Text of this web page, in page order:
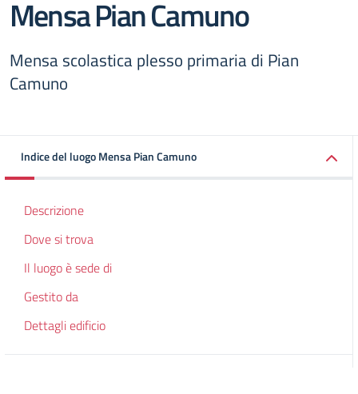
Mensa Pian Camuno
Mensa scolastica plesso primaria di Pian
Camuno
Indice del luogo Mensa Pian Camuno
Descrizione
Dove si trova
Il luogo è sede di
Gestito da
Dettagli edificio